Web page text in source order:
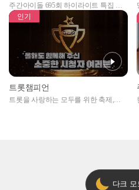
주간아이돌 695회 하이라이트 특집 남
자아이돌편 예고
인기
트롯챔피언
트롯을 사랑하는 모두를 위한 축제,
다크 모